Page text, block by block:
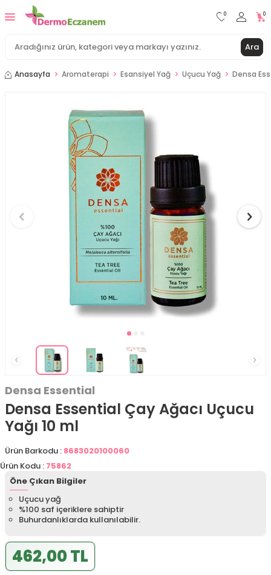
Ara
0 0
Anasayfa Aromaterapi Esansiyel Yağ Uçucu Yağ Densa
Densa Essential
Densa Essential Çay Ağacı Uçucu
Yağı 10 ml
Ürün Barkodu : 8683020100060
Ürün Kodu : 75862
Öne Çıkan Bilgiler
Uçucu yağ
%100 saf içeriklere sahiptir
Buhurdanlıklarda kullanılabilir.
462,00 TL